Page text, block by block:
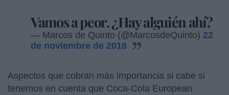
Vamos a peor. ¿Hay alguién ahí?
— Marcos de Quinto (@MarcosdeQuinto) 22
de noviembre de 2018
Aspectos que cobran más importancia si cabe si
tenemos en cuenta que Coca-Cola European